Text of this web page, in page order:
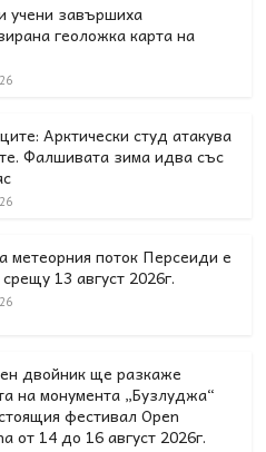
учени завършиха
геоложка карта на
Арктически студ атакува
Фалшивата зима идва със
метеорния поток Персеиди е
13 август 2026г.
двойник ще разкаже
на монумента „Бузлуджа“
фестивал Open
от 14 до 16 август 2026г.